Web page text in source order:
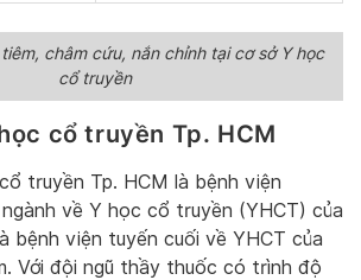
châm cứu, nắn chỉnh tại cơ sở Y học
cổ truyền
cổ truyền Tp. HCM
truyền Tp. HCM là bệnh viện
về Y học cổ truyền (YHCT) của
bệnh viện tuyến cuối về YHCT của
Với đội ngũ thầy thuốc có trình độ